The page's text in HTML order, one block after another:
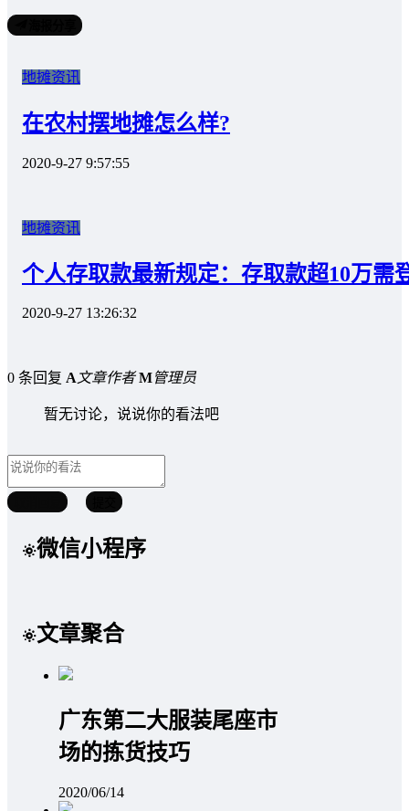
地摊资讯
在农村摆地摊怎么样?
2020-9-27 9:57:55
地摊资讯
个人存取款最新规定：存取款超10万需
2020-9-27 13:26:32
0 条回复 A文章作者 M管理员
暂无讨论，说说你的看法吧
微信小程序
文章聚合
广东第二大服装尾座市
场的拣货技巧
2020/06/14